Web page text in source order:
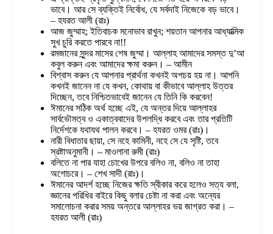
ভাবে। আর সে ব্যক্তিই নির্বোধ, যে সর্বদাই নিজেকে বড় ভাবে।
– হযরত আলী (রাঃ)
আজ জুম্মাহ; ইতিবাচক মনোভাব রাখুন; শয়তান আপনার আধ্যাত্মিক
সুখ চুরি করতে পারবে না!!
রমজানের সুন্দর মাসের শেষ জুম্মা। আল্লাহ আমাদের সমস্ত দু’আ
কবুল করুন এবং আমাদের ক্ষমা করুন। – আমীন
বিশ্বাস করুন যে আপনার প্রার্থনা কখনই অপচয় হয় না। আপনি
কখনই জানেন না যে কখন, কোথায় বা কীভাবে আল্লাহ উত্তর
দিচ্ছেন, তবে নিশ্চিতভাবেই জানেন যে তিনি কি করবেন!
ঈমানের সঠিক অর্থ হচ্ছে এই, যে অন্তর দিয়ে আল্লাহর
সার্বভৌমত্ব ও একাত্ববাদের উপলদ্ধি করবে এবং তার প্রতিটি
নির্দেশকে যথাযথ পালন করবে। – হযরত ওমর (রাঃ)।
নারী বিধাতার ছায়া, সে নহে কামিনী, নহে সে যে সৃষ্টি, তবে
স্রষ্টাঅনুমানী। – মাওলানা রুমী (রাঃ)
বলিতে না পার যাহা চোখের উপরে বলিও না, বলিও না তাহা
অগোচরে। – শেখ সাদী (রাঃ)।
ঈমানের আদর্শ হচ্ছে নিজের ক্ষতি স্বীকার করে হলেও সত্য বলা,
জ্ঞানের পরিধির বাইরে কিছু বলার চেষ্টা না করা এবং অন্যের
সমালোচনা করার সময় অন্তরে আল্লাহর ভয় জাগ্রত করা। –
হযরত আলী (রাঃ)